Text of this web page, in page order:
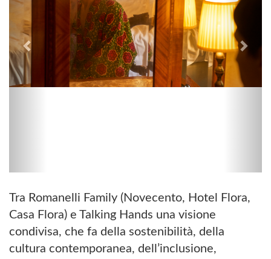
Tra Romanelli Family (Novecento, Hotel Flora,
Casa Flora) e Talking Hands una visione
condivisa, che fa della sostenibilità, della
cultura contemporanea, dell’inclusione,